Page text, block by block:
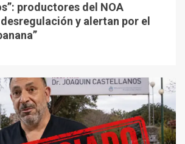
productores del NOA
y alertan por el